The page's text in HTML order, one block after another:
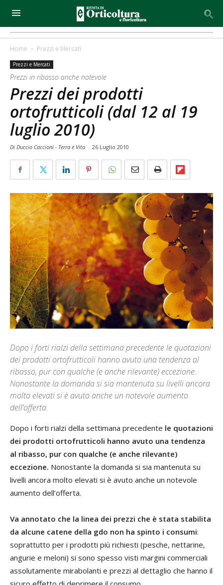
Home Prezzi e Mercati
Prezzi e Mercati
Prezzi in ribasso anche notevole
Prezzi dei prodotti
ortofrutticoli (dal 12 al 19
luglio 2010)
Di Duccio Caccioni - Terra e Vita - 26 Luglio 2010
Dopo i forti rialzi della settimana precedente le quotazioni
dei prodotti ortofrutticoli hanno avuto una tendenza al
ribasso, pur con qualche (e anche rilevante) eccezione.
Nonostante la domanda si sia mantenuta su livelli ancora
molto elevati si è avuto anche un notevole aumento
dell’offerta.
Dopo i forti rialzi della settimana precedente le quotazioni
dei prodotti ortofrutticoli hanno avuto una tendenza
al ribasso, pur con qualche (e anche rilevante)
eccezione. Nonostante la domanda si sia mantenuta su
livelli ancora molto elevati si è avuto anche un notevole
aumento dell’offerta.
Va annotato che la linea dei prezzi che è stata stabilita
da alcune catene della gdo non ha spinto i consumi:
soprattutto per i prodotti più richiesti (pesche, nettarine,
angurie e meloni) si sono spesso visti margini commerciali
assolutamente mirabolanti e prezzi al dettaglio che hanno il